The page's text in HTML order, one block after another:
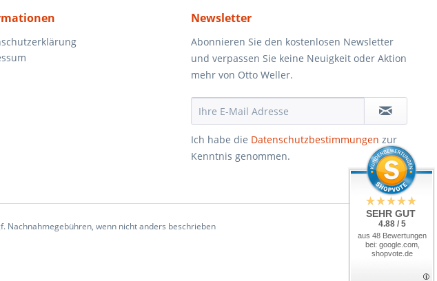
Newsletter
Abonnieren Sie den kostenlosen Newsletter
und verpassen Sie keine Neuigkeit oder Aktion
mehr von Otto Weller.
Ich habe die Datenschutzbestimmungen zur
Kenntnis genommen.
Nachnahmegebühren, wenn nicht anders beschrieben
SEHR GUT
4.88 / 5
aus 48 Bewertungen
bei: google.com,
shopvote.de